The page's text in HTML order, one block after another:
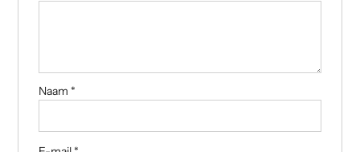
Naam *